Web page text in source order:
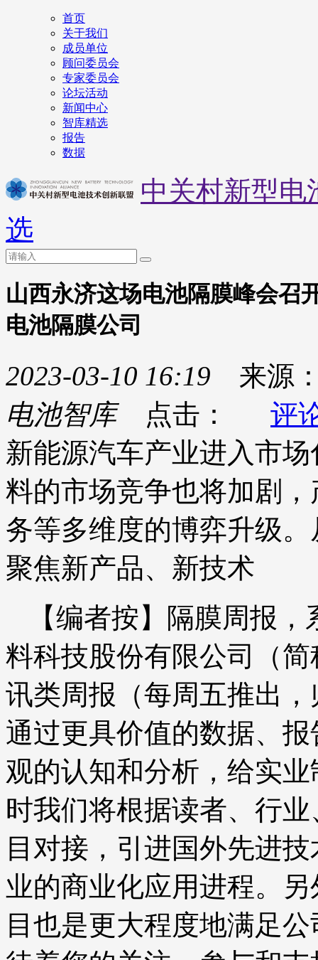
首页
关于我们
成员单位
顾问委员会
专家委员会
论坛活动
新闻中心
智库精选
报告
数据
中关村新型电
选
山西永济这场电池隔膜峰会召
电池隔膜公司
2023-03-10 16:19 来源
电池智库点击：
评
新能源汽车产业进入市
料的市场竞争也将加剧
务等多维度的博弈升级
聚焦新产品、新技术
【编者按】隔膜周报
料科技股份有限公司（
讯类周报（每周五推出
通过更具价值的数据、
观的认知和分析，给实
时我们将根据读者、行
目对接，引进国外先进
业的商业化应用进程。
目也是更大程度地满足